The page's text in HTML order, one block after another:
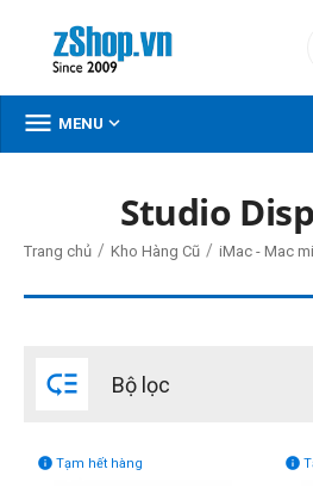
 MENU 
Đời Mac (1)
Studio
Trang chủ / Kho Hàng Cũ / iMac - Mac
 Bộ lọc
Tạm hết hàng
 